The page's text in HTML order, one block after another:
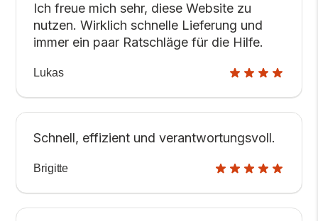
Ich freue mich sehr, diese Website zu
nutzen. Wirklich schnelle Lieferung und
immer ein paar Ratschläge für die Hilfe.
Lukas
Schnell, effizient und verantwortungsvoll.
Brigitte